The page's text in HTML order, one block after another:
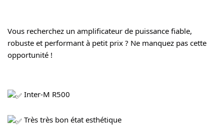
Vous recherchez un amplificateur de puissance fiable,
robuste et performant à petit prix ? Ne manquez pas cette
opportunité !
Inter-M R500
Très très bon état esthétique